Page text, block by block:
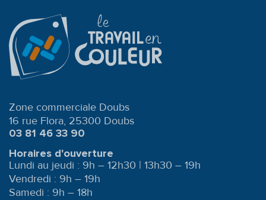
Zone commerciale Doubs
16 rue Flora, 25300 Doubs
03 81 46 33 90
Horaires d'ouverture
Lundi au jeudi : 9h – 12h30 | 13h30 – 19h
Vendredi : 9h – 19h
Samedi : 9h – 18h